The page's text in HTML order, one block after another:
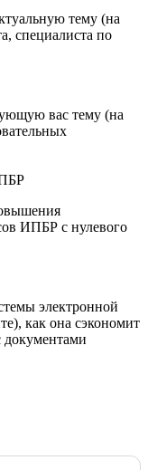
тему (на
специалиста по
вас тему (на
ИПБР с нулевого
электронной
как она сэкономит
документами